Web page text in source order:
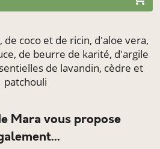
coco et de ricin, d'aloe vera,
de beurre de karité, d'argile
de lavandin, cèdre et
patchouli